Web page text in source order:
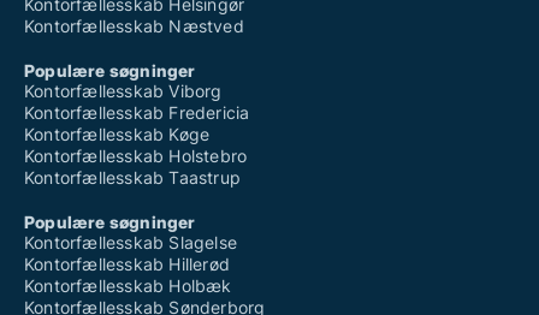
Kontorfællesskab Helsingør
Kontorfællesskab Næstved
Populære søgninger
Kontorfællesskab Viborg
Kontorfællesskab Fredericia
Kontorfællesskab Køge
Kontorfællesskab Holstebro
Kontorfællesskab Taastrup
Populære søgninger
Kontorfællesskab Slagelse
Kontorfællesskab Hillerød
Kontorfællesskab Holbæk
Kontorfællesskab Sønderborg